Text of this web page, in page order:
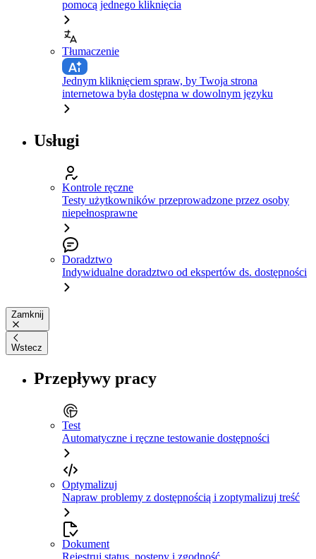
pomocą jednego kliknięcia
Tłumaczenie
Jednym kliknięciem spraw, by Twoja strona
internetowa była dostępna w dowolnym języku
Usługi
Kontrole ręczne
Testy użytkowników przeprowadzone przez osoby
niepełnosprawne
Doradztwo
Indywidualne doradztwo od ekspertów ds. dostępności
Zamknij
Wstecz
Przepływy pracy
Test
Automatyczne i ręczne testowanie dostępności
Optymalizuj
Napraw problemy z dostępnością i zoptymalizuj treść
Dokument